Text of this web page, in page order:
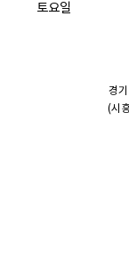
토요일
경
(시